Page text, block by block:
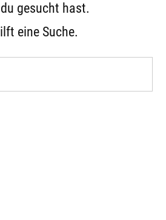
gesucht hast.
eine Suche.